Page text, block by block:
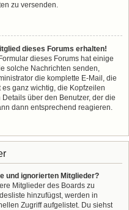
zu versenden.
dieses Forums erhalten!
dieses Forums hat einige
solche Nachrichten senden,
die komplette E-Mail, die
ganz wichtig, die Kopfzeilen
über den Benutzer, der die
dann entsprechend reagieren.
und ignorierten Mitglieder?
Mitglieder des Boards zu
hinzufügst, werden in
Zugriff aufgelistet. Du siehst